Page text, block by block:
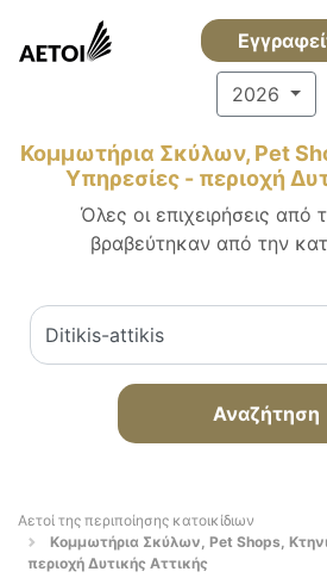
2026
Κομμωτήρια Σκύλων, Pet
Υπηρεσίες - περιοχή
Όλες οι επιχειρήσεις από
βραβεύτηκαν από την
Αναζήτηση
Αετοί της περιποίησης κατοικίδιων
Κομμωτήρια Σκύλων, Pet Shops,
περιοχή Δυτικής Αττικής